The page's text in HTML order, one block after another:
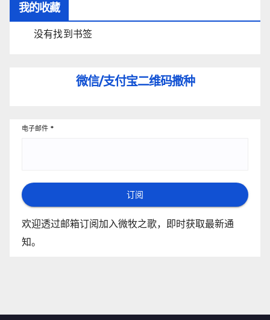
我的收藏
没有找到书签
微信/支付宝二维码撒种
电子邮件 *
订阅
欢迎透过邮箱订阅加入微牧之歌，即时获取最新通
知。